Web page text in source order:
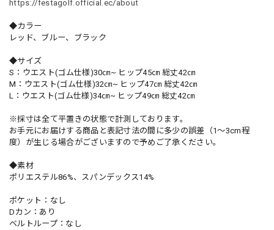
https://festagolf.official.ec/about
◆カラー
レッド、ブルー、ブラック
◆サイズ
S：ウエスト(ゴム仕様)30㎝~ ヒップ45㎝ 総丈42㎝
M：ウエスト(ゴム仕様)32㎝~ ヒップ47㎝ 総丈42㎝
L：ウエスト(ゴム仕様)34㎝~ ヒップ49㎝ 総丈42㎝
※採寸は全て平置きの状態で計測しております。
お手元にお届けする商品と表記寸法の間に多少の誤差（1～3cm程
度）が生じる場合がございますので予めご了承ください。
◆素材
ポリエステル86%、スパンデックス14%
ポケット：なし
Dカン：あり
ベルトループ：なし